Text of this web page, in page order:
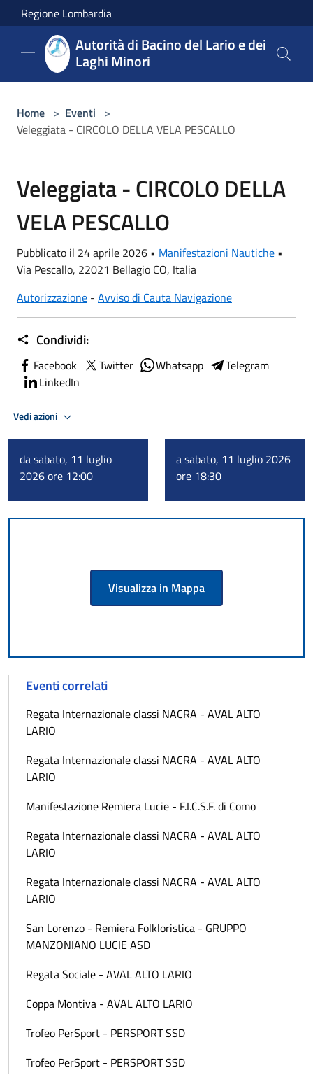
Salta al contenuto principale
Regione Lombardia
Autorità di Bacino del Lario e dei
Laghi Minori
Home > Eventi >
Veleggiata - CIRCOLO DELLA VELA PESCALLO
Veleggiata - CIRCOLO DELLA
VELA PESCALLO
Pubblicato il 24 aprile 2026 • Manifestazioni Nautiche •
Via Pescallo, 22021 Bellagio CO, Italia
Autorizzazione - Avviso di Cauta Navigazione
Condividi:
Facebook Twitter Whatsapp
Telegram
LinkedIn
Vedi azioni
da sabato, 11 luglio
2026 ore 12:00
a sabato, 11 luglio 2026
ore 18:30
Visualizza in Mappa
Eventi correlati
Regata Internazionale classi NACRA - AVAL ALTO
LARIO
Regata Internazionale classi NACRA - AVAL ALTO
LARIO
Manifestazione Remiera Lucie - F.I.C.S.F. di Como
Regata Internazionale classi NACRA - AVAL ALTO
LARIO
Regata Internazionale classi NACRA - AVAL ALTO
LARIO
San Lorenzo - Remiera Folkloristica - GRUPPO
MANZONIANO LUCIE ASD
Regata Sociale - AVAL ALTO LARIO
Coppa Montiva - AVAL ALTO LARIO
Trofeo PerSport - PERSPORT SSD
Trofeo PerSport - PERSPORT SSD